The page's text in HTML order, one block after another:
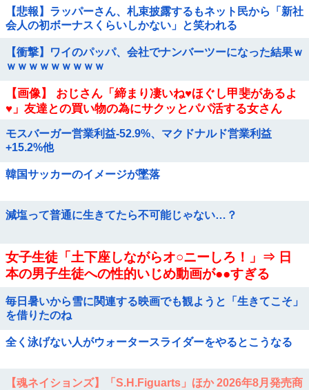
【悲報】ラッパーさん、札束披露するもネット民から「新社
会人の初ボーナスくらいしかない」と笑われる
【衝撃】ワイのパッパ、会社でナンバーツーになった結果ｗ
ｗｗｗｗｗｗｗｗｗ
【画像】 おじさん「締まり凄いね♥ほぐし甲斐があるよ
♥」友達との買い物の為にサクッとパパ活する女さん
モスバーガー営業利益-52.9%、マクドナルド営業利益
+15.2%他
韓国サッカーのイメージが墜落
減塩って普通に生きてたら不可能じゃない…？
女子生徒「土下座しながらオ○ニーしろ！」⇒ 日
本の男子生徒への性的いじめ動画が●●すぎる
毎日暑いから雪に関連する映画でも観ようと「生きてこそ」
を借りたのね
全く泳げない人がウォータースライダーをやるとこうなる
【魂ネイションズ】「S.H.Figuarts」ほか 2026年8月発売商